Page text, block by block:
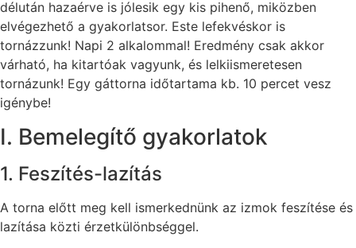
délután hazaérve is jólesik egy kis pihenő, miközben
elvégezhető a gyakorlatsor. Este lefekvéskor is
tornázzunk! Napi 2 alkalommal! Eredmény csak akkor
várható, ha kitartóak vagyunk, és lelkiismeretesen
tornázunk! Egy gáttorna időtartama kb. 10 percet vesz
igénybe!
I. Bemelegítő gyakorlatok
1. Feszítés-lazítás
A torna előtt meg kell ismerkednünk az izmok feszítése és
lazítása közti érzetkülönbséggel.